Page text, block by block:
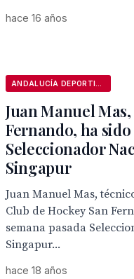
hace 16 años
Juan Manuel
Fernando, ha
Seleccionador
Singapur
Juan Manuel Mas,
Club de Hockey San
semana pasada
Singapur...
hace 18 años